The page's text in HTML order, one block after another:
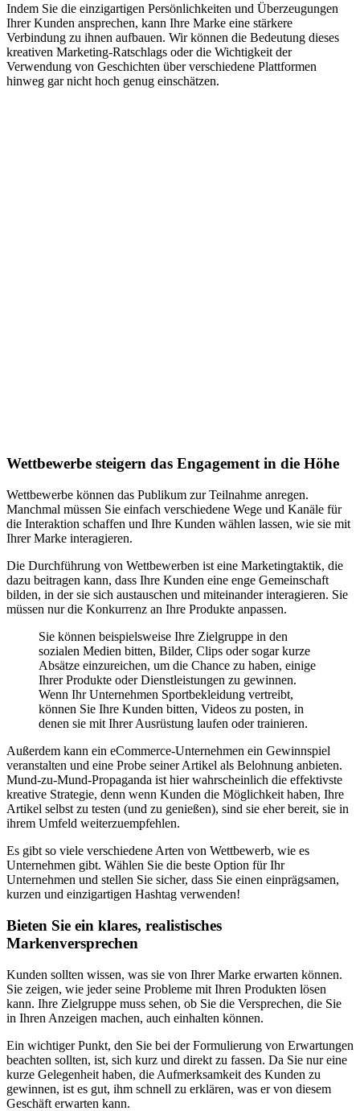
Indem Sie die einzigartigen Persönlichkeiten und Überzeugungen
Ihrer Kunden ansprechen, kann Ihre Marke eine stärkere
Verbindung zu ihnen aufbauen. Wir können die Bedeutung dieses
kreativen Marketing-Ratschlags oder die Wichtigkeit der
Verwendung von Geschichten über verschiedene Plattformen
hinweg gar nicht hoch genug einschätzen.
Wettbewerbe steigern das Engagement in die Höhe
Wettbewerbe können das Publikum zur Teilnahme anregen.
Manchmal müssen Sie einfach verschiedene Wege und Kanäle für
die Interaktion schaffen und Ihre Kunden wählen lassen, wie sie mit
Ihrer Marke interagieren.
Die Durchführung von Wettbewerben ist eine Marketingtaktik, die
dazu beitragen kann, dass Ihre Kunden eine enge Gemeinschaft
bilden, in der sie sich austauschen und miteinander interagieren. Sie
müssen nur die Konkurrenz an Ihre Produkte anpassen.
Sie können beispielsweise Ihre Zielgruppe in den
sozialen Medien bitten, Bilder, Clips oder sogar kurze
Absätze einzureichen, um die Chance zu haben, einige
Ihrer Produkte oder Dienstleistungen zu gewinnen.
Wenn Ihr Unternehmen Sportbekleidung vertreibt,
können Sie Ihre Kunden bitten, Videos zu posten, in
denen sie mit Ihrer Ausrüstung laufen oder trainieren.
Außerdem kann ein eCommerce-Unternehmen ein Gewinnspiel
veranstalten und eine Probe seiner Artikel als Belohnung anbieten.
Mund-zu-Mund-Propaganda ist hier wahrscheinlich die effektivste
kreative Strategie, denn wenn Kunden die Möglichkeit haben, Ihre
Artikel selbst zu testen (und zu genießen), sind sie eher bereit, sie in
ihrem Umfeld weiterzuempfehlen.
Es gibt so viele verschiedene Arten von Wettbewerb, wie es
Unternehmen gibt. Wählen Sie die beste Option für Ihr
Unternehmen und stellen Sie sicher, dass Sie einen einprägsamen,
kurzen und einzigartigen Hashtag verwenden!
Bieten Sie ein klares, realistisches
Markenversprechen
Kunden sollten wissen, was sie von Ihrer Marke erwarten können.
Sie zeigen, wie jeder seine Probleme mit Ihren Produkten lösen
kann. Ihre Zielgruppe muss sehen, ob Sie die Versprechen, die Sie
in Ihren Anzeigen machen, auch einhalten können.
Ein wichtiger Punkt, den Sie bei der Formulierung von Erwartungen
beachten sollten, ist, sich kurz und direkt zu fassen. Da Sie nur eine
kurze Gelegenheit haben, die Aufmerksamkeit des Kunden zu
gewinnen, ist es gut, ihm schnell zu erklären, was er von diesem
Geschäft erwarten kann.